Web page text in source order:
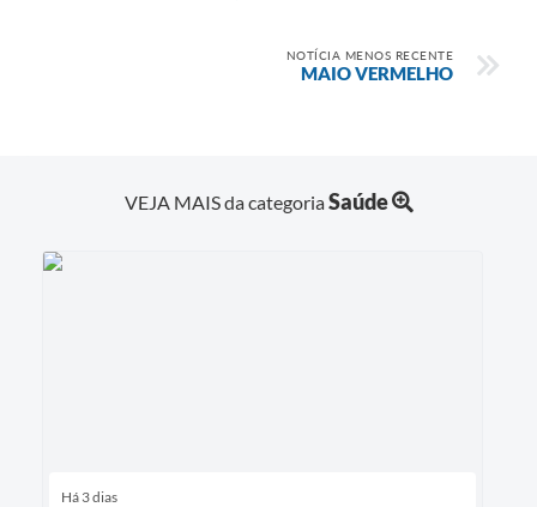
NOTÍCIA MENOS RECENTE
MAIO VERMELHO
VEJA MAIS da categoriaSaúde
Há 3 dias